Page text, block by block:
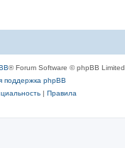
® Forum Software © phpBB Limited
поддержка phpBB
| Правила